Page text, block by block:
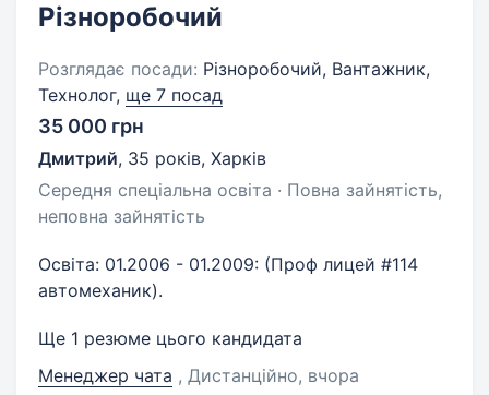
Різноробочий
Розглядає посади: Різноробочий, Вантажник,
Технолог, ще 7 посад
35 000 грн
Дмитрий, 35 років, Харків
Середня спеціальна освіта · Повна зайнятість,
неповна зайнятість
Освіта: 01.2006 - 01.2009: (Проф лицей #114
автомеханик).
Ще 1 резюме цього кандидата
Менеджер чата , Дистанційно, вчора